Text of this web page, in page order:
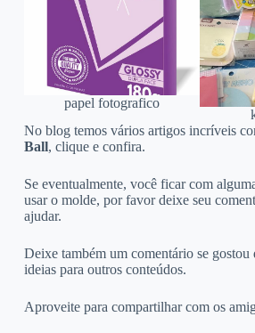
papel fotografico
No blog temos vários artigos incríveis
Ball, clique e confira.
Se eventualmente, você ficar com
usar o molde, por favor deixe seu
ajudar.
Deixe também um comentário se gostou
ideias para outros conteúdos.
Aproveite para compartilhar com os